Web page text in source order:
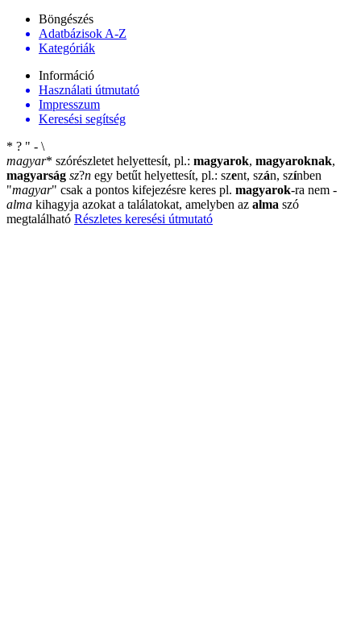
Böngészés
Adatbázisok A-Z
Kategóriák
Információ
Használati útmutató
Impresszum
Keresési segítség
* ? " - \
magyar* szórészletet helyettesít, pl.: magyarok, magyaroknak,
magyarság sz?n egy betűt helyettesít, pl.: szent, szán, színben
"magyar" csak a pontos kifejezésre keres pl. magyarok-ra nem -
alma kihagyja azokat a találatokat, amelyben az alma szó
megtalálható Részletes keresési útmutató